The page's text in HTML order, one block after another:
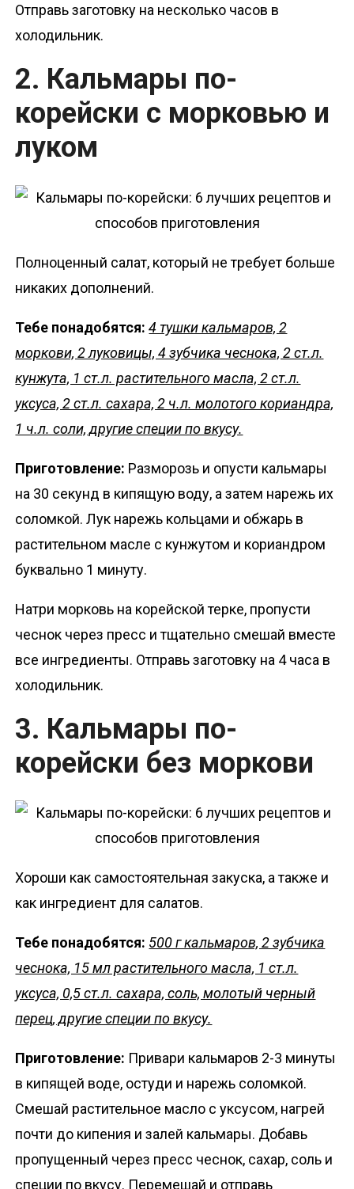
Отправь заготовку на несколько часов в
холодильник.
2. Кальмары по-
корейски с морковью и
луком
Полноценный салат, который не требует больше
никаких дополнений.
Тебе понадобятся:4 тушки кальмаров, 2
моркови, 2 луковицы, 4 зубчика чеснока, 2 ст.л.
кунжута, 1 ст.л. растительного масла, 2 ст.л.
уксуса, 2 ст.л. сахара, 2 ч.л. молотого кориандра,
1 ч.л. соли, другие специи по вкусу.
Приготовление: Разморозь и опусти кальмары
на 30 секунд в кипящую воду, а затем нарежь их
соломкой. Лук нарежь кольцами и обжарь в
растительном масле с кунжутом и кориандром
буквально 1 минуту.
Натри морковь на корейской терке, пропусти
чеснок через пресс и тщательно смешай вместе
все ингредиенты. Отправь заготовку на 4 часа в
холодильник.
3. Кальмары по-
корейски без моркови
Хороши как самостоятельная закуска, а также и
как ингредиент для салатов.
Тебе понадобятся: 500 г кальмаров, 2 зубчика
чеснока, 15 мл растительного масла, 1 ст.л.
уксуса, 0,5 ст.л. сахара, соль, молотый черный
перец, другие специи по вкусу.
Приготовление: Привари кальмаров 2-3 минуты
в кипящей воде, остуди и нарежь соломкой.
Смешай растительное масло с уксусом, нагрей
почти до кипения и залей кальмары. Добавь
пропущенный через пресс чеснок, сахар, соль и
специи по вкусу. Перемешай и отправь